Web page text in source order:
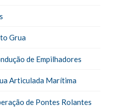
Grua
de Empilhadores
Articulada Marítima
de Pontes Rolantes